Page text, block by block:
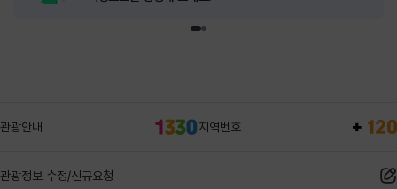
관광안내 지역번호
관광정보 수정/신규요청